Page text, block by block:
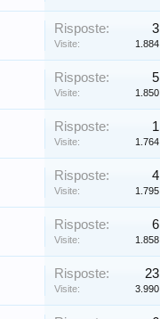
Risposte: 3
Visite: 1.884
Risposte: 5
Visite: 1.850
Risposte: 1
Visite: 1.764
Risposte: 4
Visite: 1.795
Risposte: 6
Visite: 1.858
Risposte: 23
Visite: 3.990